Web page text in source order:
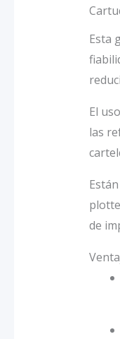
Esta
El
las
de